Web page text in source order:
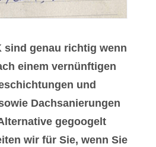
sind genau richtig wenn
einem vernünftigen
und
Dachsanierungen
gegoogelt
wir für Sie, wenn Sie